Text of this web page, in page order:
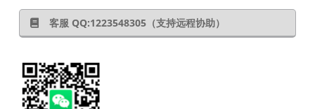
客服 QQ:1223548305（支持远程协助）